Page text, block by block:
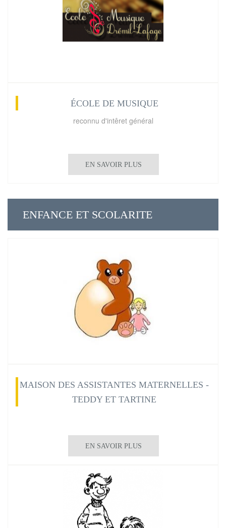
ÉCOLE DE MUSIQUE
reconnu d'intêret général
EN SAVOIR PLUS
ENFANCE ET SCOLARITE
MAISON DES ASSISTANTES MATERNELLES -
TEDDY ET TARTINE
EN SAVOIR PLUS